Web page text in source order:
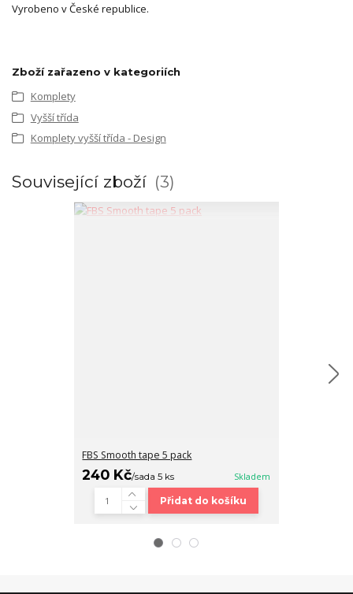
Vyrobeno v České republice.
Zboží zařazeno v kategoriích
Komplety
Vyšší třída
Komplety vyšší třída - Design
Související zboží 3
FBS Smooth tape 5 pack
240 Kč/sada 5 ks Skladem
Přidat do košíku